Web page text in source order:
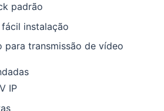
padrão
instalação
para transmissão de vídeo
IP